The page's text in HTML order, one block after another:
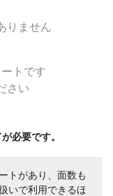
りません
トです
さい
必要です。
トがあり、面数も
いで利用できるほ